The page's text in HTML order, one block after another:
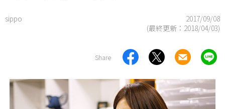
sippo
2017/09/08
(最終更新： 2018/04/03)
Share